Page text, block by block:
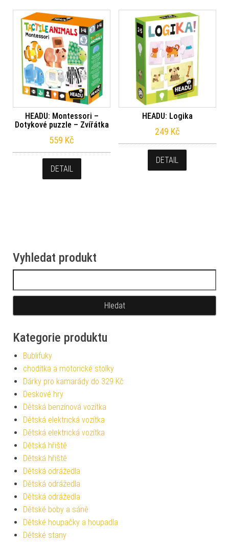
HEADU: Montessori –
Dotykové puzzle – Zvířátka
559 Kč
DETAIL
HEADU: Logika
249 Kč
DETAIL
Vyhledat produkt
Kategorie produktu
Bublifuky
chodítka a motorické stolky
Dárky pro kamarády do 329 Kč
Deskové hry
Dětská benzínová vozítka
Dětská elektrická vozítka
Dětská elektrická vozítka
Dětská hřiště
Dětská hřiště
Dětská odrážedla
Dětská odrážedla
Dětská odrážedla
Dětské boby a sáně
Dětské houpačky a houpadla
Dětské stany